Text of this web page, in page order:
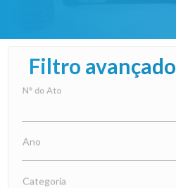
Filtro avançado
N° do Ato
Ano
Categoria